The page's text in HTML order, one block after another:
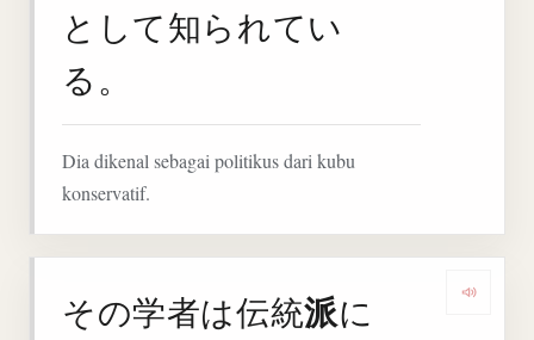
として知られてい
る。
Dia dikenal sebagai politikus dari kubu
konservatif.
その学者は伝統派に